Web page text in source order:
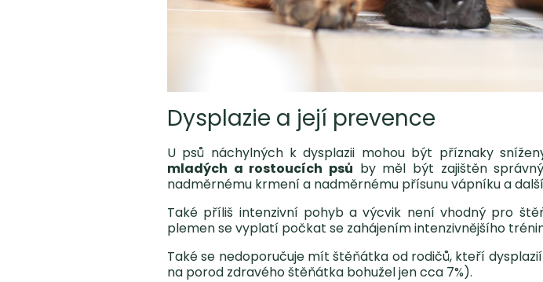
Dysplazie a její prevence
U psů náchylných k dysplazii mohou být příznaky
mladých a rostoucích psů by měl být zajištěn
nadměrnému krmení a nadměrnému přísunu vápníku a
Také příliš intenzivní pohyb a výcvik není vhodný pro
plemen se vyplatí počkat se zahájením intenzivnějšího
Také se nedoporučuje mít štěňátka od rodičů, kteří
na porod zdravého štěňátka bohužel jen cca 7%).